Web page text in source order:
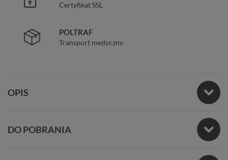
Certyfikat SSL
POLTRAF
Transport medyczny
OPIS
DO POBRANIA